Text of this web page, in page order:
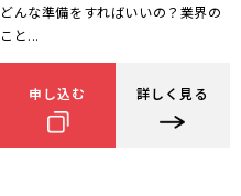
どんな準備をすればいいの？業界の
こと...
申し込む 詳しく見る